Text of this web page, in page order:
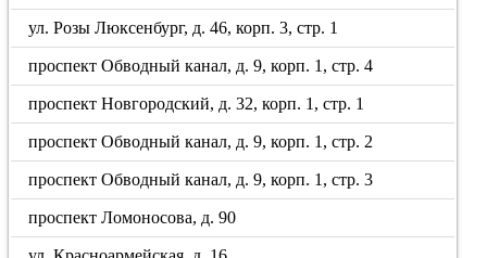
ул. Розы Люксенбург, д. 46, корп. 3, стр. 1
проспект Обводный канал, д. 9, корп. 1, стр. 4
проспект Новгородский, д. 32, корп. 1, стр. 1
проспект Обводный канал, д. 9, корп. 1, стр. 2
проспект Обводный канал, д. 9, корп. 1, стр. 3
проспект Ломоносова, д. 90